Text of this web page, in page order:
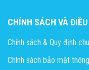
CHÍNH SÁCH VÀ
Chính sách & Quy định
Chính sách bảo mật